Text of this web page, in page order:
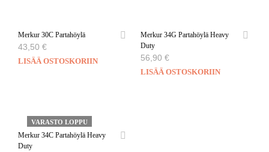
Merkur 30C Partahöylä
43,50 €
LISÄÄ OSTOSKORIIN
Merkur 34G Partahöylä Heavy
Duty
56,90 €
LISÄÄ OSTOSKORIIN
VARASTO LOPPU
Merkur 34C Partahöylä Heavy
Duty